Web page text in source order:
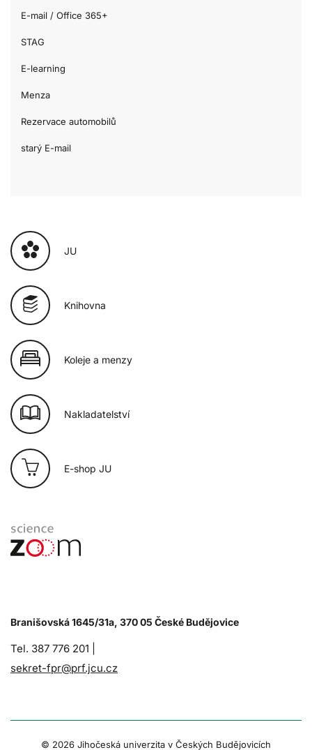
E-mail / Office 365+
STAG
E-learning
Menza
Rezervace automobilů
starý E-mail
JU
Knihovna
Koleje a menzy
Nakladatelství
E-shop JU
Branišovská 1645/31a, 370 05 České Budějovice
Tel. 387 776 201 |
sekret-fpr@prf.jcu.cz
© 2026 Jihočeská univerzita v Českých Budějovicích